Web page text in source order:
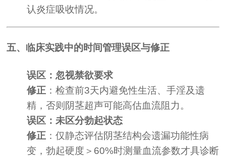
认炎症吸收情况。
五、临床实践中的时间管理误区与修正
误区：忽视禁欲要求
修正 ：检查前3天内避免性生活、手淫及遗
精，否则阴茎超声可能高估血流阻力。
误区：未区分勃起状态
修正 ：仅静态评估阴茎结构会遗漏功能性病
变，勃起硬度＞60%时测量血流参数才具诊断